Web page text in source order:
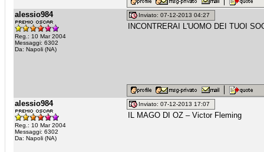
alessio984
Reg.: 10 Mar 2004
Messaggi: 6302
Da: Napoli (NA)
Inviato: 07-12-2013 04:27
INCONTRERAI L'UOMO DEI TUOI
alessio984
Reg.: 10 Mar 2004
Messaggi: 6302
Da: Napoli (NA)
Inviato: 07-12-2013 17:07
IL MAGO DI OZ – Victor Fleming